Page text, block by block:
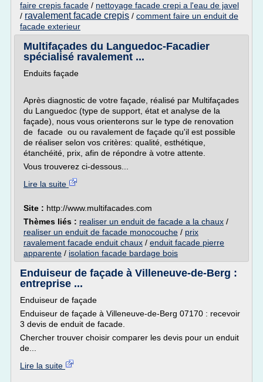
faire crepis facade / nettoyage facade crepi a l'eau de javel
/ ravalement facade crepis / comment faire un enduit de
facade exterieur
Multifaçades du Languedoc-Facadier
spécialisé ravalement ...
Enduits façade
Après diagnostic de votre façade, réalisé par Multifaçades
du Languedoc (type de support, état et analyse de la
façade), nous vous orienterons sur le type de renovation
de facade ou ou ravalement de façade qu'il est possible
de réaliser selon vos critères: qualité, esthétique,
étanchéité, prix, afin de répondre à votre attente.
Vous trouverez ci-dessous...
Lire la suite
Site : http://www.multifacades.com
Thèmes liés : realiser un enduit de facade a la chaux /
realiser un enduit de facade monocouche / prix
ravalement facade enduit chaux / enduit facade pierre
apparente / isolation facade bardage bois
Enduiseur de façade à Villeneuve-de-Berg :
entreprise ...
Enduiseur de façade
Enduiseur de façade à Villeneuve-de-Berg 07170 : recevoir
3 devis de enduit de facade.
Chercher trouver choisir comparer les devis pour un enduit
de...
Lire la suite